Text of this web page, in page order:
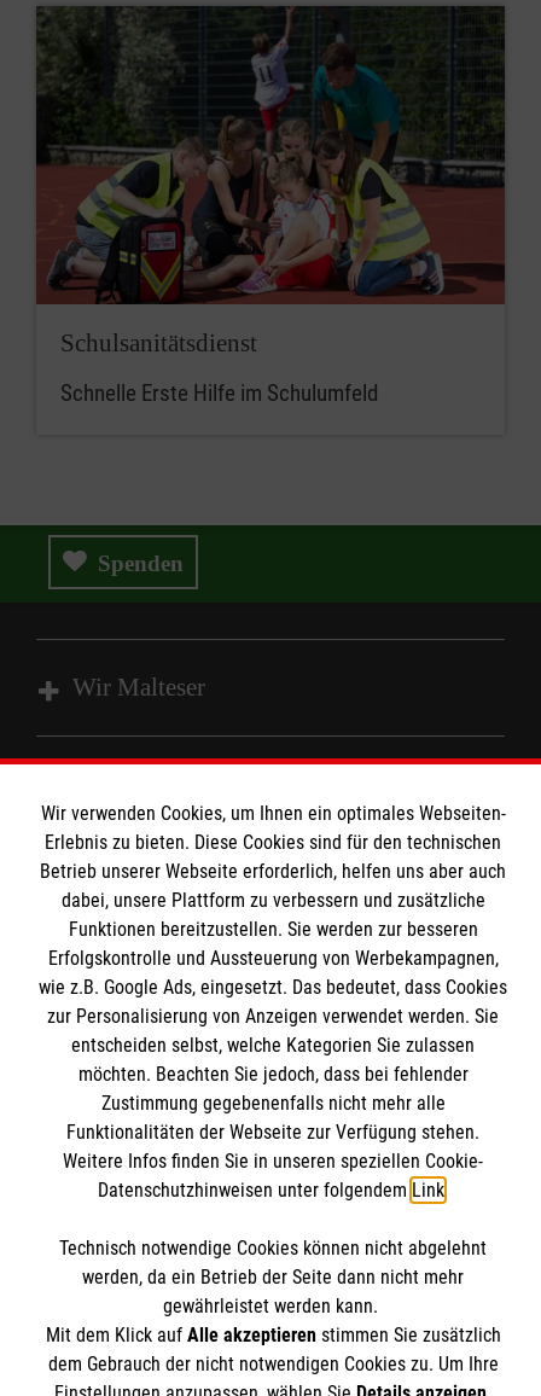
Schulsanitätsdienst
Schnelle Erste Hilfe im Schulumfeld
Spenden
Wir Malteser
Angebote & Leistungen
Kursangebote
Mitarbeiten
Wir Malteser
Informationen
Kontakt
Datenschutz
Barrierefreiheit
Interner Bereich
Malteser online
Malteserorden
Malteser Jugend
Malteser International
Sharepoint
Spendenkonto
Empfänger: Malteser Hilfsdienst e.V.
BIC: GENODED 1PAX
Der Malteser Hilfsdienst e.V. ist als eingetragene
gemeinnützige Organisation von der Körperschafts- und
Wir verwenden Cookies, um Ihnen ein optimales Webseiten-
Erlebnis zu bieten. Diese Cookies sind für den technischen
Betrieb unserer Webseite erforderlich, helfen uns aber auch
dabei, unsere Plattform zu verbessern und zusätzliche
Funktionen bereitzustellen. Sie werden zur besseren
Erfolgskontrolle und Aussteuerung von Werbekampagnen,
wie z.B. Google Ads, eingesetzt. Das bedeutet, dass Cookies
zur Personalisierung von Anzeigen verwendet werden. Sie
entscheiden selbst, welche Kategorien Sie zulassen
möchten. Beachten Sie jedoch, dass bei fehlender
Zustimmung gegebenenfalls nicht mehr alle
Funktionalitäten der Webseite zur Verfügung stehen.
Weitere Infos finden Sie in unseren speziellen Cookie-
Datenschutzhinweisen unter folgendem Link.
Technisch notwendige Cookies können nicht abgelehnt
werden, da ein Betrieb der Seite dann nicht mehr
gewährleistet werden kann.
Mit dem Klick auf Alle akzeptierenstimmen Sie zusätzlich
dem Gebrauch der nicht notwendigen Cookies zu. Um Ihre